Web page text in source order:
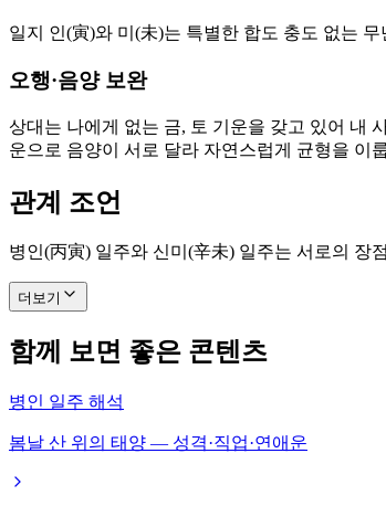
일지 인(寅)와 미(未)는 특별한 합도 충도 없는
오행·음양 보완
상대는 나에게 없는 금, 토 기운을 갖고 있어 내
운으로 음양이 서로 달라 자연스럽게 균형을 이
관계 조언
병인(丙寅) 일주와 신미(辛未) 일주는 서로의 장
더보기
함께 보면 좋은 콘텐츠
병인 일주 해석
봄날 산 위의 태양 — 성격·직업·연애운